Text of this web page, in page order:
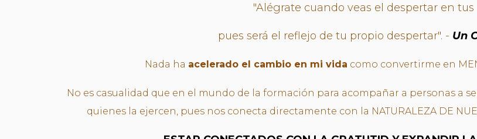
"Alégrate cuando veas el despertar en
pues será el reflejo de tu propio despertar". - Un
Nada ha acelerado el cambio en mi vida como convertirme en
No es casualidad que en el mundo de la formación para acompañar a personas a
quienes la ejercen, pues nos conecta directamente con la NATURALEZA DE